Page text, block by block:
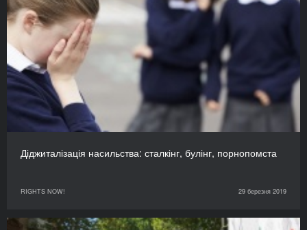
Діджиталізація насильства: сталкінг, булінг, порнопомста
RIGHTS NOW! 29 березня 2019